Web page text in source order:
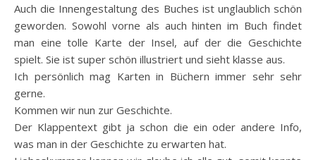
Auch die Innengestaltung des Buches ist unglaublich schön
geworden. Sowohl vorne als auch hinten im Buch findet
man eine tolle Karte der Insel, auf der die Geschichte
spielt. Sie ist super schön illustriert und sieht klasse aus.
Ich persönlich mag Karten in Büchern immer sehr sehr
gerne.
Kommen wir nun zur Geschichte.
Der Klappentext gibt ja schon die ein oder andere Info,
was man in der Geschichte zu erwarten hat.